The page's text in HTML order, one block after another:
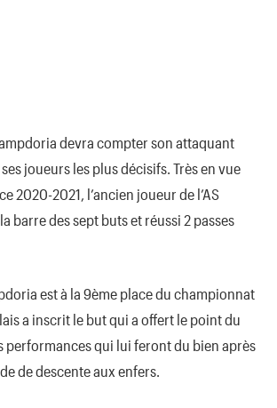
devra compter son attaquant
joueurs les plus décisifs. Très en vue
2020-2021, l’ancien joueur de l’AS
barre des sept buts et réussi 2 passes
est à la 9ème place du championnat
a inscrit le but qui a offert le point du
performances qui lui feront du bien après
de descente aux enfers.